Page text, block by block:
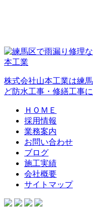
株式会社山本工業は練
ど防水工事・修繕工事に
ＨＯＭＥ
採用情報
業務案内
お問い合わせ
ブログ
施工実績
会社概要
サイトマップ